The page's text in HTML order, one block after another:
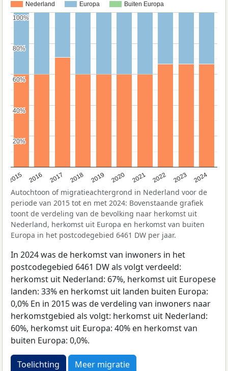
Nederland Europa Buiten Europa
2015 2016 2017 2018 2019 2020 2021 2022 2023 2024
20%
20%
40%
40%
60%
60%
80%
80%
100%
100%
Autochtoon of migratieachtergrond in Nederland voor de
periode van 2015 tot en met 2024: Bovenstaande grafiek
toont de verdeling van de bevolking naar herkomst uit
Nederland, herkomst uit Europa en herkomst van buiten
Europa in het postcodegebied 6461 DW per jaar.
In 2024 was de herkomst van inwoners in het
postcodegebied 6461 DW als volgt verdeeld:
herkomst uit Nederland: 67%, herkomst uit Europese
landen: 33% en herkomst uit landen buiten Europa:
0,0% En in 2015 was de verdeling van inwoners naar
herkomstgebied als volgt: herkomst uit Nederland:
60%, herkomst uit Europa: 40% en herkomst van
buiten Europa: 0,0%.
Toelichting Meer migratie